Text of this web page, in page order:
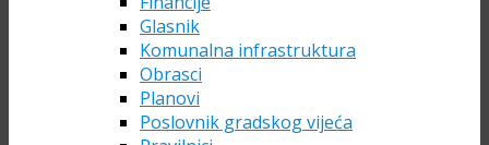
Glasnik
Komunalna infrastruktura
Obrasci
Planovi
Poslovnik gradskog vijeća